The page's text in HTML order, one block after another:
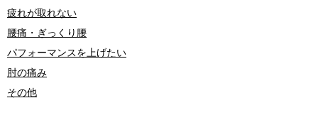
疲れが取れない
腰痛・ぎっくり腰
パフォーマンスを上げたい
肘の痛み
その他